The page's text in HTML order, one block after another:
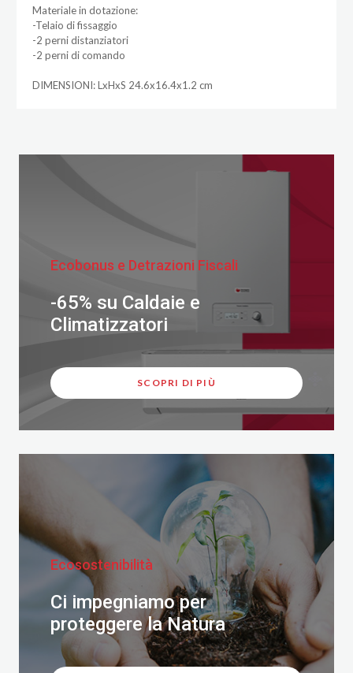
Materiale in dotazione:
-Telaio di fissaggio
-2 perni distanziatori
-2 perni di comando
DIMENSIONI: LxHxS 24.6x16.4x1.2 cm
Ecobonus e Detrazioni Fiscali
-65% su Caldaie e
Climatizzatori
SCOPRI DI PIÙ
Ecosostenibilità
Ci impegniamo per
proteggere la Natura